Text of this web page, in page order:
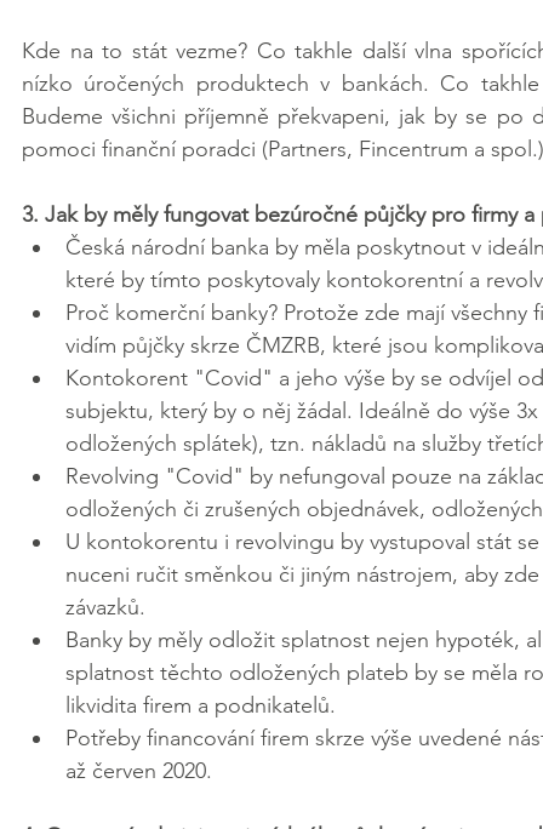
Kde na to stát vezme? Co takhle další vlna
nízko úročených produktech v bankách. Co
Budeme všichni příjemně překvapeni, jak by se po
pomoci finanční poradci (Partners, Fincentrum a
3. Jak by měly fungovat bezúročné půjčky pro firmy
Česká národní banka by měla poskytnout v
které by tímto poskytovaly kontokorentní a
Proč komerční banky? Protože zde mají
vidím půjčky skrze ČMZRB, které jsou
Kontokorent "Covid" a jeho výše by se odvíjel
subjektu, který by o něj žádal. Ideálně do výše
odložených splátek), tzn. nákladů na služby
Revolving "Covid" by nefungoval pouze na
odložených či zrušených objednávek,
U kontokorentu i revolvingu by vystupoval stát
nuceni ručit směnkou či jiným nástrojem, aby
závazků.
Banky by měly odložit splatnost nejen hypoték,
splatnost těchto odložených plateb by se měla
likvidita firem a podnikatelů.
Potřeby financování firem skrze výše uvedené
až červen 2020.